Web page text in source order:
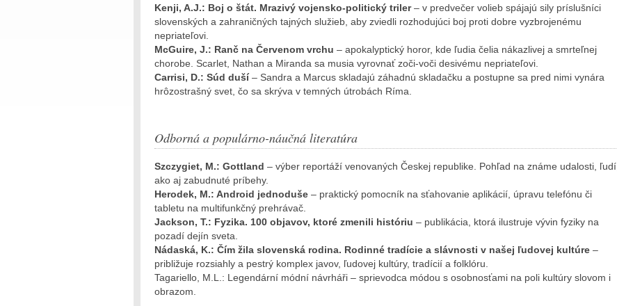
Kenji, A.J.: Boj o štát. Mrazivý vojensko-politický triler– v predvečer volieb spájajú sily príslušníci
slovenských a zahraničných tajných služieb, aby zviedli rozhodujúci boj proti dobre vyzbrojenému
nepriateľovi.
McGuire, J.: Ranč na Červenom vrchu – apokalyptický horor, kde ľudia čelia nákazlivej a smrteľnej
chorobe. Scarlet, Nathan a Miranda sa musia vyrovnať zoči-voči desivému nepriateľovi.
Carrisi, D.: Súd duší– Sandra a Marcus skladajú záhadnú skladačku a postupne sa pred nimi vynára
hrôzostrašný svet, čo sa skrýva v temných útrobách Ríma.
Odborná a populárno-náučná literatúra
Szczygiet, M.: Gottland – výber reportáží venovaných Českej republike. Pohľad na známe udalosti, ľudí,
ako aj zabudnuté príbehy.
Herodek, M.: Android jednoduše – praktický pomocník na sťahovanie aplikácií, úpravu telefónu či
tabletu na multifunkčný prehrávač.
Jackson, T.: Fyzika. 100 objavov, ktoré zmenili históriu – publikácia, ktorá ilustruje vývin fyziky na
pozadí dejín sveta.
Nádaská, K.: Čím žila slovenská rodina. Rodinné tradície a slávnosti v našej ľudovej kultúre –
približuje rozsiahly a pestrý komplex javov, ľudovej kultúry, tradícií a folklóru.
Tagariello, M.L.: Legendární módní návrháři – sprievodca módou s osobnosťami na poli kultúry slovom i
obrazom.